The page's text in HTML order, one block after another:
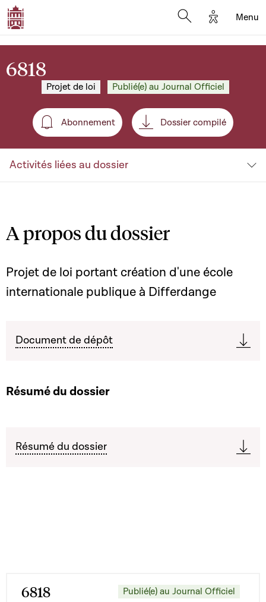
Options
Menu
6818
Projet de loi Publié(e) au Journal Officiel
Abonnement
Abonnement Dossier compilé
Activités liées au dossier
A propos du dossier
Projet de loi portant création d'une école
internationale publique à Differdange
Document de dépôt
Résumé du dossier
Résumé du dossier
6818
Publié(e) au Journal Officiel